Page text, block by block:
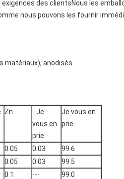
des clientsNous les
nous pouvons les fournir
matériaux), anodisés
Zn
- Je
vous en
prie.
Je vous en
prie.
0.05 0.03
99.6
0.05 0.03
99.5
0.1 ---
99.0